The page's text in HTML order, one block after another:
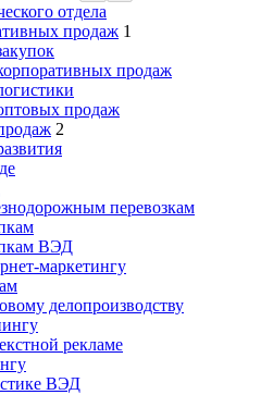
отдела
продаж 1
продаж
продаж
2
перевозкам
ВЭД
маркетингу
делопроизводству
рекламе
ВЭД